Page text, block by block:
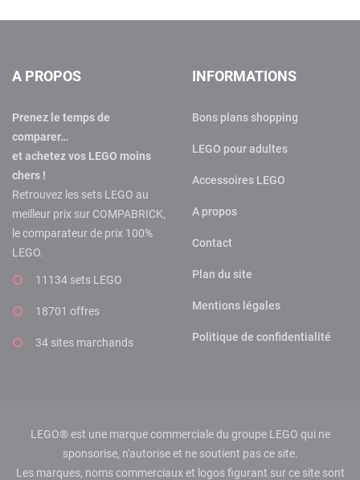
A PROPOS
Prenez le temps de
comparer…
et achetez vos LEGO moins
chers !
Retrouvez les sets LEGO au
meilleur prix sur COMPABRICK,
le comparateur de prix 100%
LEGO.
11134 sets LEGO
18701 offres
34 sites marchands
INFORMATIONS
Bons plans shopping
LEGO pour adultes
Accessoires LEGO
A propos
Contact
Plan du site
Mentions légales
Politique de confidentialité
LEGO® est une marque commerciale du groupe LEGO qui ne
sponsorise, n'autorise et ne soutient pas ce site.
Les marques, noms commerciaux et logos figurant sur ce site sont